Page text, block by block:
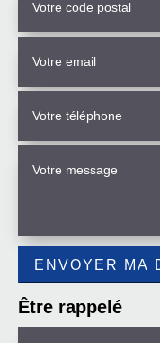
Être rappelé